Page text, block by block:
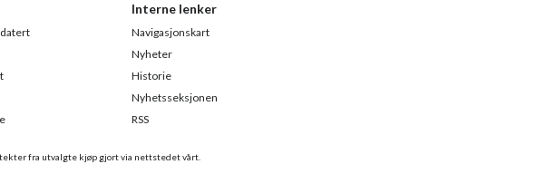
fra utvalgte kjøp gjort via nettstedet vårt.
Interne lenker
Navigasjonskart
Nyheter
Historie
Nyhetsseksjonen
RSS